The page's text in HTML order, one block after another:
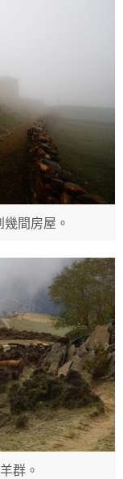
間房屋。
群。